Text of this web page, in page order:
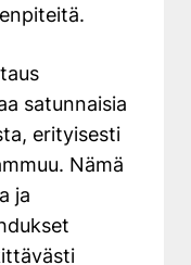
satunnaisia
erityisesti
Nämä
ja